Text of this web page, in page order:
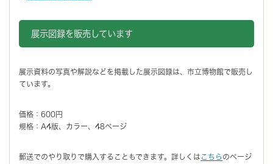
展示図録を販売しています
展示資料の写真や解説などを掲載した展示図録は、市立博物館で販売し
ています。
価格：600円
規格：A4版、カラー、48ページ
郵送でのやり取りで購入することもできます。詳しくは こちら のページ